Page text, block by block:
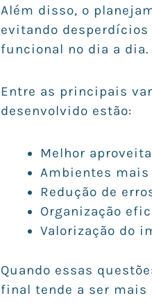
Além disso, o
evitando
funcional no dia a dia.
Entre as principais
desenvolvido estão:
Melhor
Ambientes
Redução de
Organização
Valorização do
Quando essas
final tende a ser